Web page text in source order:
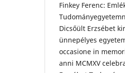
Finkey Ferenc:
Dicsőült Erzsébet
ünnepélyes
occasione in
anni MCMXV